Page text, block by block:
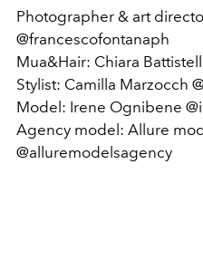
Photographer & art
@francescofontanaph
Mua&Hair: Chiara
Stylist: Camilla Marzocch
Model: Irene Ognibene
Agency model: Allure
@alluremodelsagency